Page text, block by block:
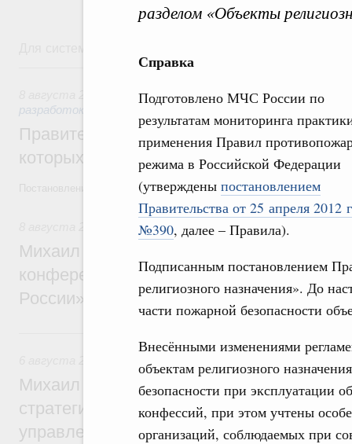
разделом «Объекты
Справка
Подготовлено МЧС России по
результатам мониторинга
применения Правил
режима в Российской Федерации
(утверждены постановлением
Правительства от 25 апреля 2012
№390, далее – Правила).
Подписанным постановлением
религиозного назначения». До
части пожарной безопасности
Внесёнными изменениями
объектам религиозного
безопасности при эксплуатации
конфессий, при этом учтены
организаций, соблюдаемых при
Государственная политика в сфере
разработок
Правительство расширило перечень
которых освобождаются от НДФЛ
Постановление от 5 августа 2026 года №978
Отрасль информационных технологий
Михаил Мишустин дал поручения по
конференции «Цифровая индустрия
России»
Михаил Мишустин дал поручения по
стратегической сессии о
управления научно-технологическим